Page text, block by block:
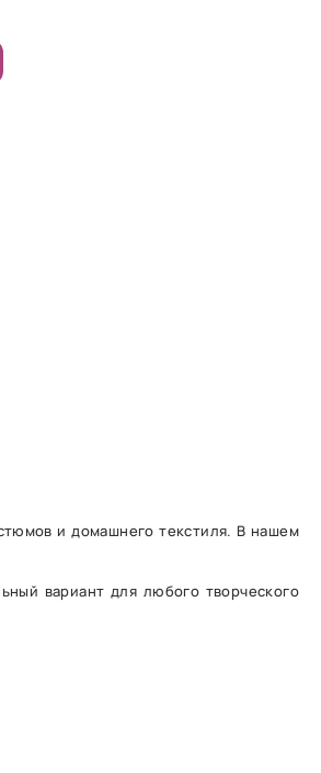
и домашнего текстиля. В нашем
вариант для любого творческого